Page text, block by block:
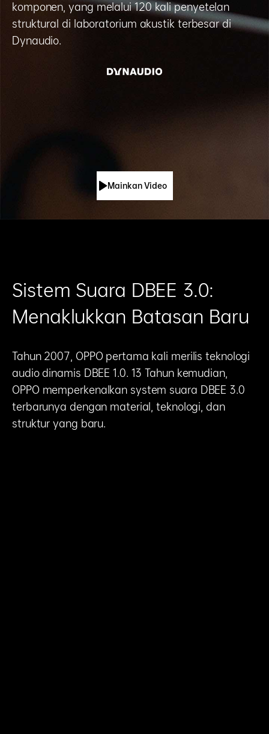
komponen, yang melalui 120 kali penyetelan
struktural di laboratorium akustik terbesar di
Dynaudio.
Mainkan Video
Sistem Suara DBEE 3.0:
Menaklukkan Batasan Baru
Tahun 2007, OPPO pertama kali merilis teknologi
audio dinamis DBEE 1.0. 13 Tahun kemudian,
OPPO memperkenalkan system suara DBEE 3.0
terbarunya dengan material, teknologi, dan
struktur yang baru.